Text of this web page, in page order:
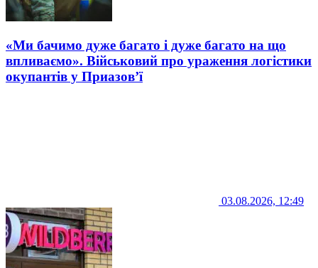
«Ми бачимо дуже багато і дуже багато на що
впливаємо». Військовий про ураження логістики
окупантів у Приазов’ї
03.08.2026, 12:49